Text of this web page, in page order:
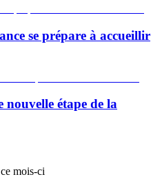
se prépare à accueillir
étape de la
mois-ci